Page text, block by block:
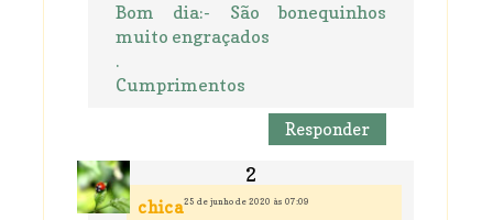
Bom dia:- São bonequinhos
muito engraçados
.
Cumprimentos
Responder
chica25 de junho de 2020 às 07:09